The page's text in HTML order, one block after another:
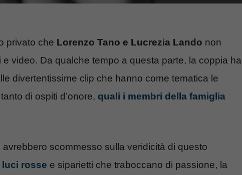
privato che Lorenzo Tano e Lucrezia Lando non
video. Da qualche tempo a questa parte, la coppia ha
divertentissime clip che hanno come tematica le
di ospiti d’onore, quali i membri della famiglia
scommesso sulla veridicità di questo
rosse e siparietti che traboccano di passione, la